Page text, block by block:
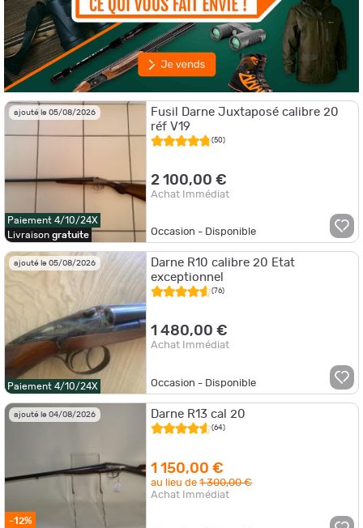
ajouté le 05/08/2026
Paiement 4/10/24X
Livraison gratuite
Fusil Darne Juxtaposé calibre 20
réf V19
(50)
2 100,00 €
Achat Immédiat
Occasion - Disponible
ajouté le 05/08/2026
Paiement 4/10/24X
Darne R10 calibre 20 Etat
exceptionnel
(76)
1 480,00 €
Achat Immédiat
Occasion - Disponible
ajouté le 04/08/2026
-12%
Darne R13 cal 20
(64)
1 150,00 €
au lieu de1 300,00 €
Achat Immédiat